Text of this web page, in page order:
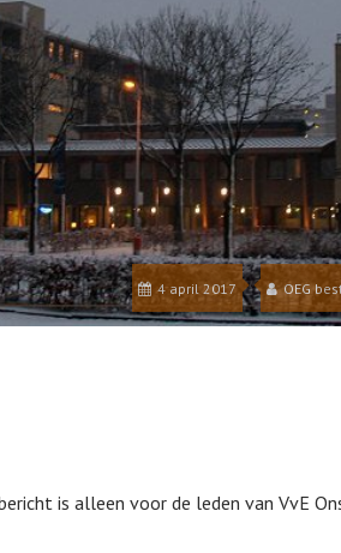
4 april 2017 OEG
is alleen voor de leden van VvE